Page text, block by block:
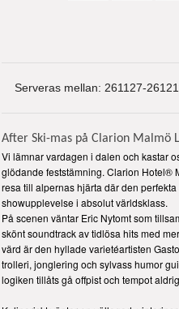
Serveras mellan: 261127-
After Ski-mas på Clarion Malmö
Vi lämnar vardagen i dalen och kastar
glödande feststämning. Clarion Hotel®
resa till alpernas hjärta där den
showupplevelse i absolut världsklass.
På scenen väntar Eric Nytomt som
skönt soundtrack av tidlösa hits med
värd är den hyllade varietéartisten
trolleri, jonglering och sylvass humor
logiken tillåts gå offpist och tempot